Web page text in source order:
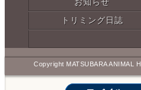
トリミング日誌
Copyright MATSUBARA ANIMAL